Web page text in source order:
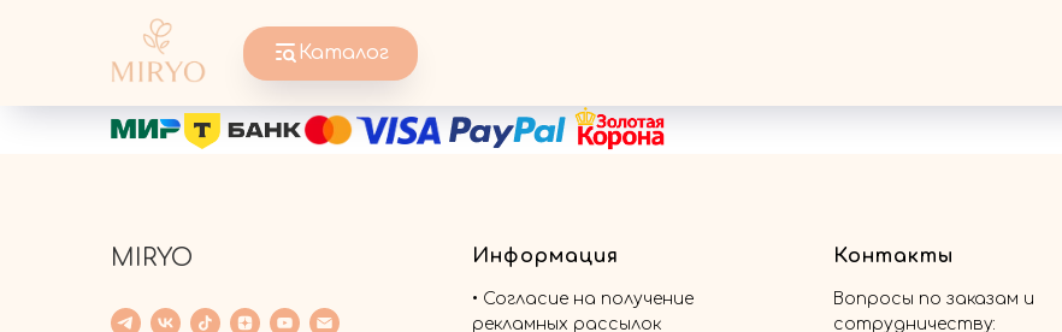
Каталог
MIRYO Информация
• Согласие на получение
рекламных рассылок
Контакты
Вопросы по заказам и
сотрудничеству: